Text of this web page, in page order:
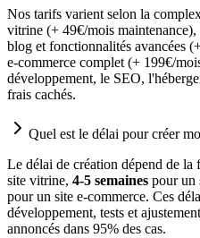
Nos tarifs varient selon la
vitrine (+ 49€/mois maintenance),
blog et fonctionnalités avancées
e-commerce complet (+ 199€/
développement, le SEO,
frais cachés.
Quel est le délai pour créer
Le délai de création dépend de la
site vitrine, 4-5 semaines pour un
pour un site e-commerce. Ces
développement, tests et
annoncés dans 95% des cas.